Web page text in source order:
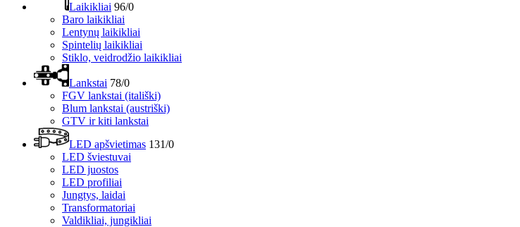
Laikikliai 96/0
Baro laikikliai
Lentynų laikikliai
Spintelių laikikliai
Stiklo, veidrodžio laikikliai
Lankstai 78/0
FGV lankstai (itališki)
Blum lankstai (austriški)
GTV ir kiti lankstai
LED apšvietimas 131/0
LED šviestuvai
LED juostos
LED profiliai
Jungtys, laidai
Transformatoriai
Valdikliai, jungikliai